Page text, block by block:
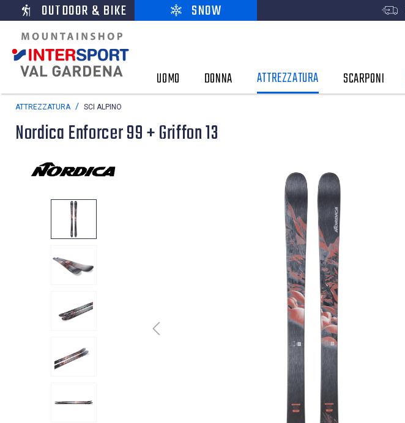
OUTDOOR & BIKE SNOW
UOMO DONNA ATTREZZATURA SCARPONI
ATTREZZATURA SCI ALPINO
Nordica Enforcer 99 + Griffon 13